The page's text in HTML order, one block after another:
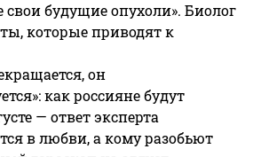
будущие опухоли». Биолог
которые приводят к
он
как россияне будут
— ответ эксперта
в любви, а кому разобьют